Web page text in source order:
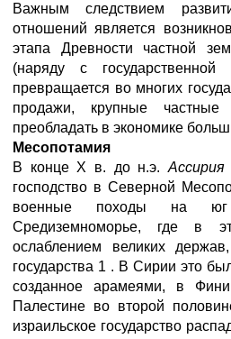
Важным следствием
отношений является
этапа Древности частной
(наряду с
превращается во многих
продажи, крупные частные
преобладать в экономике
Месопотамия
В конце Х в. до н.э. Ассирия
господство в Северной
военные походы на
Средиземноморье, где в
ослаблением великих
государства 1 . В Сирии это
созданное арамеями, в
Палестине во второй
израильское государство